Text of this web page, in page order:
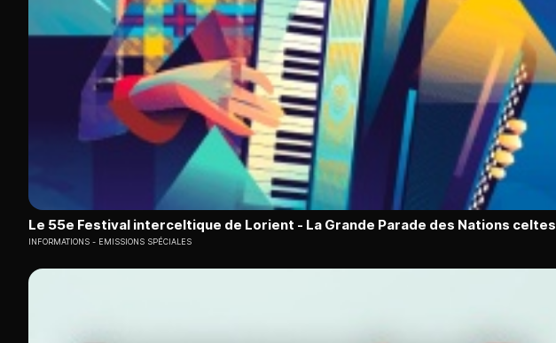
Le 55e Festival interceltique de Lorient - La Grande Parade des Nations celtes
INFORMATIONS EMISSIONS SPÉCIALES